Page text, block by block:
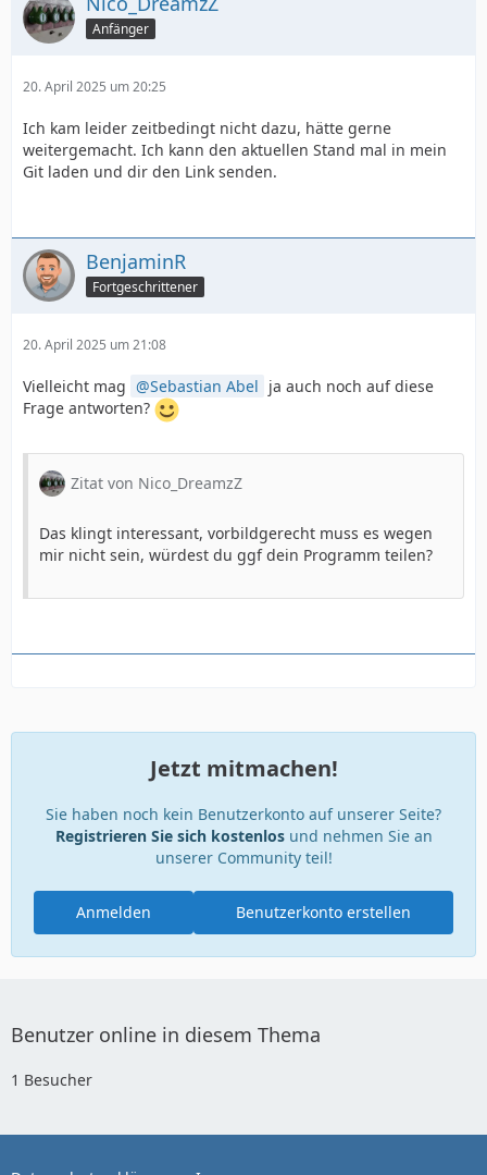
Anfänger
20. April 2025 um 20:25
Ich kam leider zeitbedingt nicht dazu, hätte gerne
weitergemacht. Ich kann den aktuellen Stand mal in mein
Git laden und dir den Link senden.
BenjaminR
Fortgeschrittener
20. April 2025 um 21:08
Vielleicht mag Sebastian Abel ja auch noch auf diese
Frage antworten?
Zitat von Nico_DreamzZ
Das klingt interessant, vorbildgerecht muss es wegen
mir nicht sein, würdest du ggf dein Programm teilen?
Jetzt mitmachen!
Sie haben noch kein Benutzerkonto auf unserer Seite?
Registrieren Sie sich kostenlosund nehmen Sie an
unserer Community teil!
Benutzerkonto erstellen
Anmelden
Benutzer online in diesem Thema
1 Besucher